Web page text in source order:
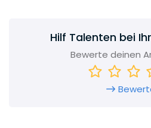
Hilf Talenten bei
Bewerte deinen